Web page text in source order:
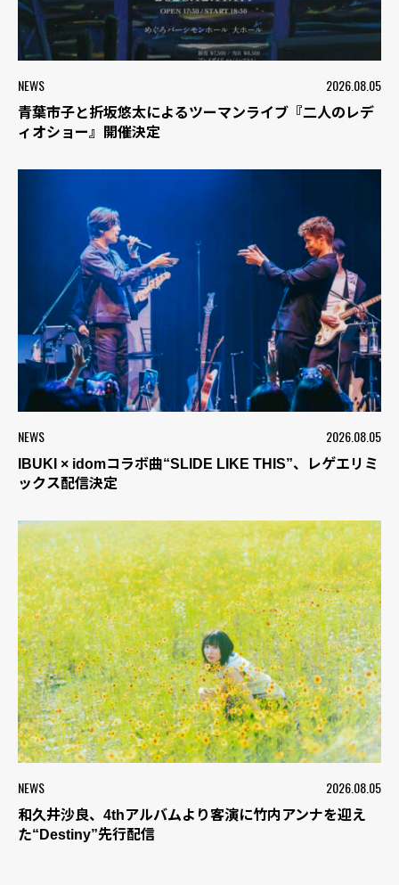
NEWS 2026.08.05
青葉市子と折坂悠太によるツーマンライブ『二人のレデ
ィオショー』開催決定
NEWS 2026.08.05
IBUKI × idomコラボ曲“SLIDE LIKE THIS”、レゲエリミ
ックス配信決定
NEWS 2026.08.05
和久井沙良、4thアルバムより客演に竹内アンナを迎え
た“Destiny”先行配信